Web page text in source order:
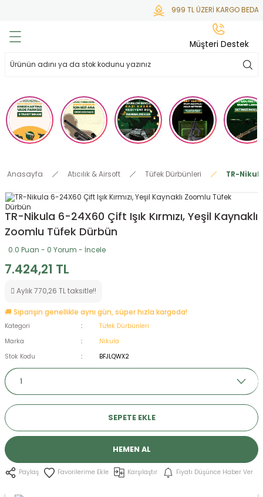
999 TL ÜZERİ KARGO BEDAVA
Tabure
Anasayfa Atıcılık & Airsoft Tüfek Dürbünleri TR-
TR-Nikula 6-24X60 Çift Işık Kırmızı, Yeşil Kaynaklı
Zoomlu Tüfek Dürbün
0.0 Puan - 0 Yorum - İncele
7.424,21 TL
Aylık 770,26 TL taksitle!!
🚚 Siparişin genellikle aynı gün, süper hızla kargoda!
Kategori
Tüfek Dürbünleri
Marka
Nikula
Stok Kodu
BFJLQWX2
SEPETE EKLE
HEMEN AL
Paylaş Karşılaştır Fiyatı Düşünce Haber Ver